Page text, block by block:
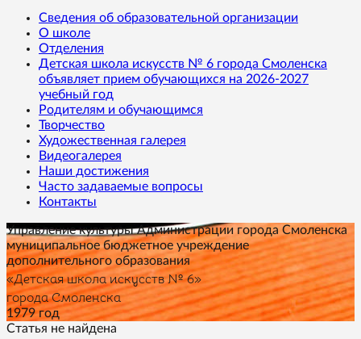
Сведения об образовательной организации
О школе
Отделения
Детская школа искусств № 6 города Смоленска
объявляет прием обучающихся на 2026-2027
учебный год
Родителям и обучающимся
Творчество
Художественная галерея
Видеогалерея
Наши достижения
Часто задаваемые вопросы
Контакты
Управление культуры Администрации города Смоленска
муниципальное бюджетное учреждение
дополнительного образования
«Детская школа искусств № 6»
города Смоленска
1979 год
Статья не найдена